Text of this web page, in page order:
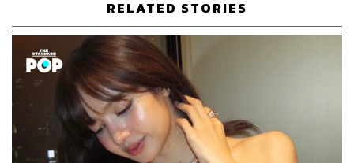
ลูกค้าเก่าของเราไว้ และขยายฐานลูกค้าไปสู่กลุ่มลูกค้าใหม่
ซึ่งที่ผ่านมาอาจจะยังไม่เคยใช้บริการร้านอาหารในโรงแรม
ดุสิตธานี กรุงเทพฯ แห่งเดิมเลย
เนื่องจากต้องยอมรับว่า พฤติกรรมของผู้บริโภคเปลี่ยนไป
หลายครั้งที่เราพบว่า แม้ลูกค้าจะเข้าพักที่โรงแรม แต่นิยมไป
รับประทานอาหารข้างนอกเพื่อสัมผัสกับวัฒนธรรมท้องถิ่น
ดังนั้น นอกจากการเปิดโครงการ ‘บ้านดุสิตธานี’ จะเป็นโชว์
RELATED STORIES